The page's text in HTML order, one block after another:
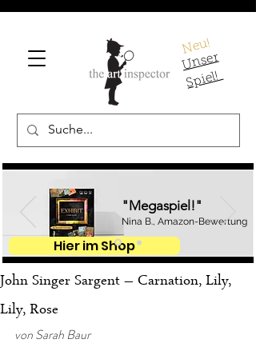
Neu!
U
ns
er
S
pi
el!
"Megaspiel!"
Nina B., Amazon-Bewertung
Hier im Shop
John Singer Sargent – Carnation, Lily,
Lily, Rose
von Sarah Baur